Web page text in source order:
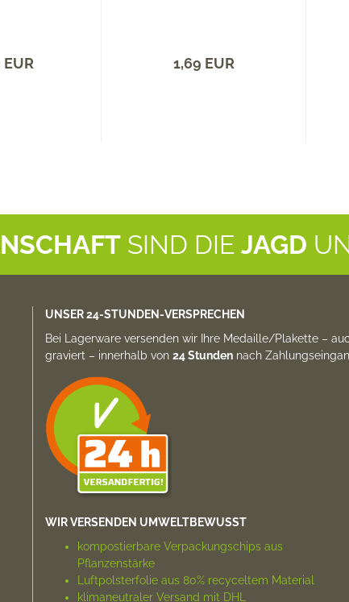
EUR 1,69 EUR
SIND DIE JAGD
UNSER 24-STUNDEN-VERSPRECHEN
Bei Lagerware versenden wir Ihre Medaille/Plakette –
graviert – innerhalb von24 Stunden nach
WIR VERSENDEN UMWELTBEWUSST
kompostierbare Verpackungs­chips aus
Pflanzenstärke
Luftpolsterfolie aus 80% recyceltem Material
klimaneutraler Versand mit DHL